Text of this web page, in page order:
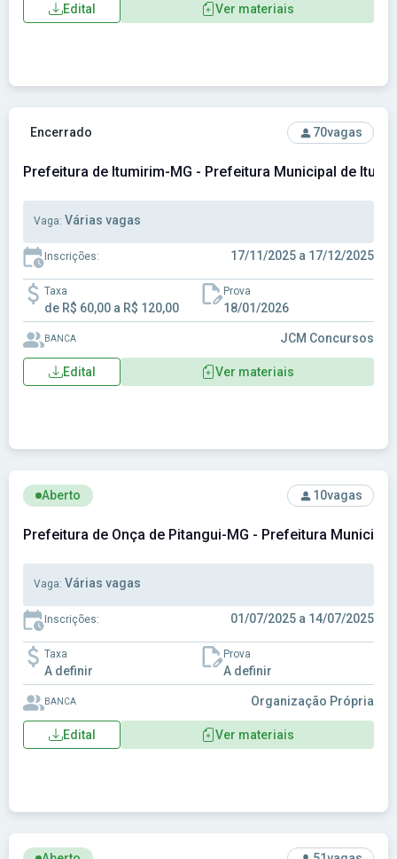
Edital Ver materiais
Ver concurso: Prefeitura de Itumirim-MG - Prefeitura
Encerrado 70vagas
Prefeitura de Itumirim-MG - Prefeitura Municipal de
Vaga: Várias vagas
Inscrições: 17/11/2025 a 17/12/2025
Taxa
de R$ 60,00 a R$ 120,00
Prova
18/01/2026
BANCA JCM Concursos
Edital Ver materiais
Ver concurso: Prefeitura de Onça de Pitangui-MG -
Aberto 10vagas
Prefeitura de Onça de Pitangui-MG - Prefeitura
Vaga: Várias vagas
Inscrições: 01/07/2025 a 14/07/2025
Taxa
A definir
Prova
A definir
BANCA Organização Própria
Edital Ver materiais
Ver concurso: Prefeitura de Santa Maria da Boa Vista-PE -